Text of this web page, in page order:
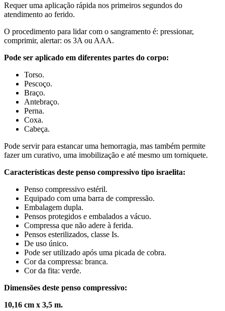
Requer uma aplicação rápida nos primeiros segundos do
atendimento ao ferido.
O procedimento para lidar com o sangramento é: pressionar,
comprimir, alertar: os 3A ou AAA.
Pode ser aplicado em diferentes partes do corpo:
Torso.
Pescoço.
Braço.
Antebraço.
Perna.
Coxa.
Cabeça.
Pode servir para estancar uma hemorragia, mas também permite
fazer um curativo, uma imobilização e até mesmo um torniquete.
Características deste penso compressivo tipo israelita:
Penso compressivo estéril.
Equipado com uma barra de compressão.
Embalagem dupla.
Pensos protegidos e embalados a vácuo.
Compressa que não adere à ferida.
Pensos esterilizados, classe Is.
De uso único.
Pode ser utilizado após uma picada de cobra.
Cor da compressa: branca.
Cor da fita: verde.
Dimensões deste penso compressivo:
10,16 cm x 3,5 m.